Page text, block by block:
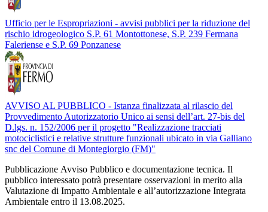
Ufficio per le Espropriazioni - avvisi pubblici per la riduzione del
rischio idrogeologico S.P. 61 Montottonese, S.P. 239 Fermana
Faleriense e S.P. 69 Ponzanese
AVVISO AL PUBBLICO - Istanza finalizzata al rilascio del
Provvedimento Autorizzatorio Unico ai sensi dell’art. 27-bis del
D.lgs. n. 152/2006 per il progetto "Realizzazione tracciati
motociclistici e relative strutture funzionali ubicato in via Galliano
snc del Comune di Montegiorgio (FM)"
Pubblicazione Avviso Pubblico e documentazione tecnica. Il
pubblico interessato potrà presentare osservazioni in merito alla
Valutazione di Impatto Ambientale e all’autorizzazione Integrata
Ambientale entro il 13.08.2025.